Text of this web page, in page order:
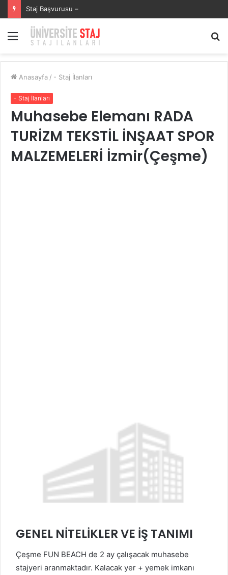
Menü
Anasayfa / - Staj İlanları
- Staj İlanları
Muhasebe Elemanı RADA
TURİZM TEKSTİL İNŞAAT SPOR
MALZEMELERİ İzmir(Çeşme)
GENEL NİTELİKLER VE İŞ TANIMI
Çeşme FUN BEACH de 2 ay çalışacak muhasebe
stajyeri aranmaktadır. Kalacak yer + yemek imkanı